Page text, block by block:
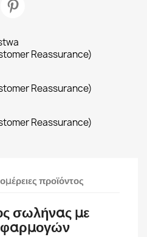
Reassurance)
Reassurance)
Reassurance)
προϊόντος
σωλήνας με